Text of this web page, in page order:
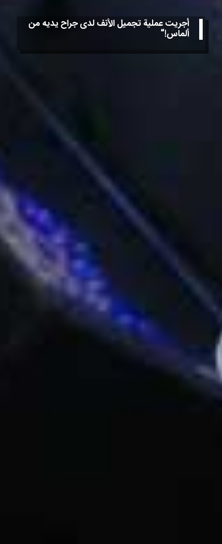
أجريت عملية تجميل الأنف لدى جراح يديه من
ألماس!“